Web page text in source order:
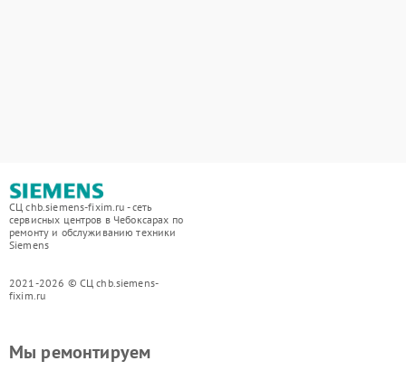
СЦ chb.siemens-fixim.ru - сеть
сервисных центров в Чебоксарах по
ремонту и обслуживанию техники
Siemens
2021-2026 © СЦ chb.siemens-
fixim.ru
Мы ремонтируем